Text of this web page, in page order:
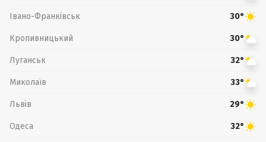
Івано-Франківськ 30°
Кропивницький 30°
Луганськ 32°
Миколаїв 33°
Львів 29°
Одеса 32°